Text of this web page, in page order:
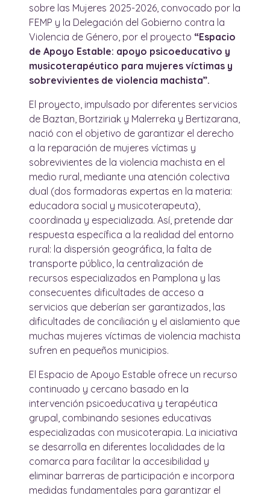
sobre las Mujeres 2025-2026, convocado por la
FEMP y la Delegación del Gobierno contra la
Violencia de Género, por el proyecto “Espacio
de Apoyo Estable: apoyo psicoeducativo y
musicoterapéutico para mujeres víctimas y
sobrevivientes de violencia machista”.
El proyecto, impulsado por diferentes servicios
de Baztan, Bortziriak y Malerreka y Bertizarana,
nació con el objetivo de garantizar el derecho
a la reparación de mujeres víctimas y
sobrevivientes de la violencia machista en el
medio rural, mediante una atención colectiva
dual (dos formadoras expertas en la materia:
educadora social y musicoterapeuta),
coordinada y especializada. Así, pretende dar
respuesta específica a la realidad del entorno
rural: la dispersión geográfica, la falta de
transporte público, la centralización de
recursos especializados en Pamplona y las
consecuentes dificultades de acceso a
servicios que deberían ser garantizados, las
dificultades de conciliación y el aislamiento que
muchas mujeres víctimas de violencia machista
sufren en pequeños municipios.
El Espacio de Apoyo Estable ofrece un recurso
continuado y cercano basado en la
intervención psicoeducativa y terapéutica
grupal, combinando sesiones educativas
especializadas con musicoterapia. La iniciativa
se desarrolla en diferentes localidades de la
comarca para facilitar la accesibilidad y
eliminar barreras de participación e incorpora
medidas fundamentales para garantizar el